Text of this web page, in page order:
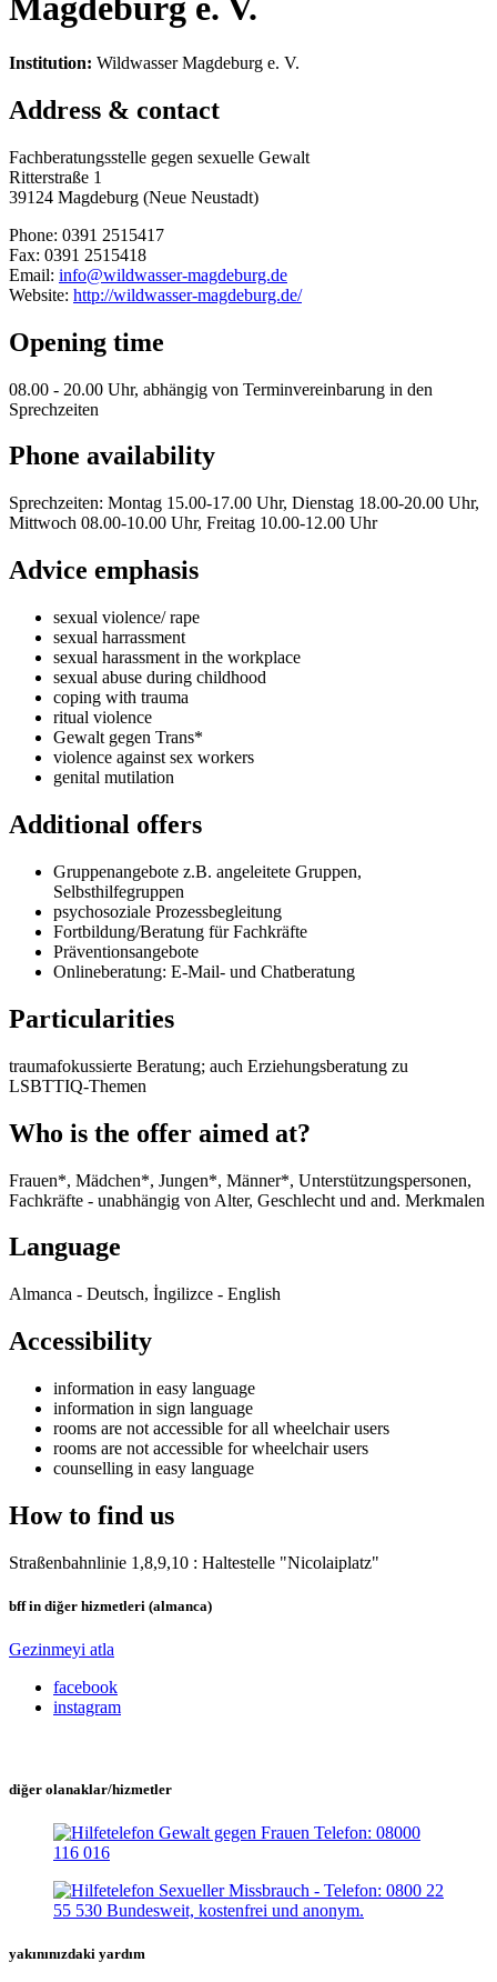
Magdeburg e. V.
Institution: Wildwasser Magdeburg e. V.
Address & contact
Fachberatungsstelle gegen sexuelle Gewalt
Ritterstraße 1
39124 Magdeburg (Neue Neustadt)
Phone: 0391 2515417
Fax: 0391 2515418
Email: info@wildwasser-magdeburg.de
Website: http://wildwasser-magdeburg.de/
Opening time
08.00 - 20.00 Uhr, abhängig von Terminvereinbarung in den
Sprechzeiten
Phone availability
Sprechzeiten: Montag 15.00-17.00 Uhr, Dienstag 18.00-20.00 Uhr,
Mittwoch 08.00-10.00 Uhr, Freitag 10.00-12.00 Uhr
Advice emphasis
sexual violence/ rape
sexual harrassment
sexual harassment in the workplace
sexual abuse during childhood
coping with trauma
ritual violence
Gewalt gegen Trans*
violence against sex workers
genital mutilation
Additional offers
Gruppenangebote z.B. angeleitete Gruppen,
Selbsthilfegruppen
psychosoziale Prozessbegleitung
Fortbildung/Beratung für Fachkräfte
Präventionsangebote
Onlineberatung: E-Mail- und Chatberatung
Particularities
traumafokussierte Beratung; auch Erziehungsberatung zu
LSBTTIQ-Themen
Who is the offer aimed at?
Frauen*, Mädchen*, Jungen*, Männer*, Unterstützungspersonen,
Fachkräfte - unabhängig von Alter, Geschlecht und and. Merkmalen
Language
Almanca - Deutsch, İngilizce - English
Accessibility
information in easy language
information in sign language
rooms are not accessible for all wheelchair users
rooms are not accessible for wheelchair users
counselling in easy language
How to find us
Straßenbahnlinie 1,8,9,10 : Haltestelle "Nicolaiplatz"
bff in diğer hizmetleri (almanca)
Gezinmeyi atla
facebook
instagram
diğer olanaklar/hizmetler
yakınınızdaki yardım